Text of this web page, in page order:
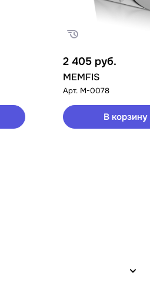
2 405 руб.
MEMFIS
Арт. M-0078
В корзину